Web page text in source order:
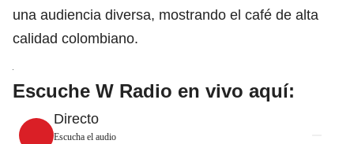
una audiencia diversa, mostrando el café de alta
calidad colombiano.
Escuche W Radio en vivo aquí:
Directo
Escucha el audio